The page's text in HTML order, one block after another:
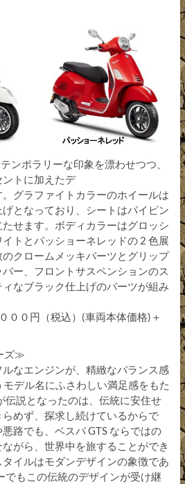
ンポラリーな印象を漂わせつつ、
ントに加えたデ
グラファイトカラーのホイールは
となっており、シートはパイピン
せます。ボディカラーはグロッシ
トとパッショーネレッドの 2 色展
クロームメッキパーツとグリップ
ー、フロントサスペンションのス
なブラック仕上げのパーツが組み
００円（税込）(車両本体価格)＋
ズ≫
なエンジンが、精緻なバランス感
デル名にふさわしい満足感をもた
伝説となったのは、伝統に安住せ
めず、探求し続けているからで
路でも、ベスパ GTS ならではの
がら、世界中を旅することができ
イルはモダンデザインの象徴であ
でもこの伝統のデザインが受け継